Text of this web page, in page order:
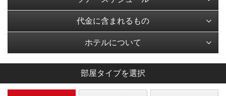
代金に含まれるもの
ホテルについて
部屋タイプを選択